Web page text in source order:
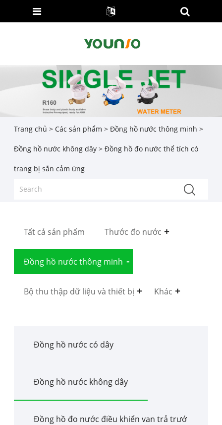
Trang chủ > Các sản phẩm > Đồng hồ nước thông minh >
Đồng hồ nước không dây> Đồng hồ đo nước thể tích có
trang bị sẵn cảm ứng
Tất cả sản phẩm Thước đo nước
Đồng hồ nước thông minh
Bộ thu thập dữ liệu và thiết bị Khác
Đồng hồ nước có dây
Đồng hồ nước không dây
Đồng hồ đo nước điều khiển van trả trướ